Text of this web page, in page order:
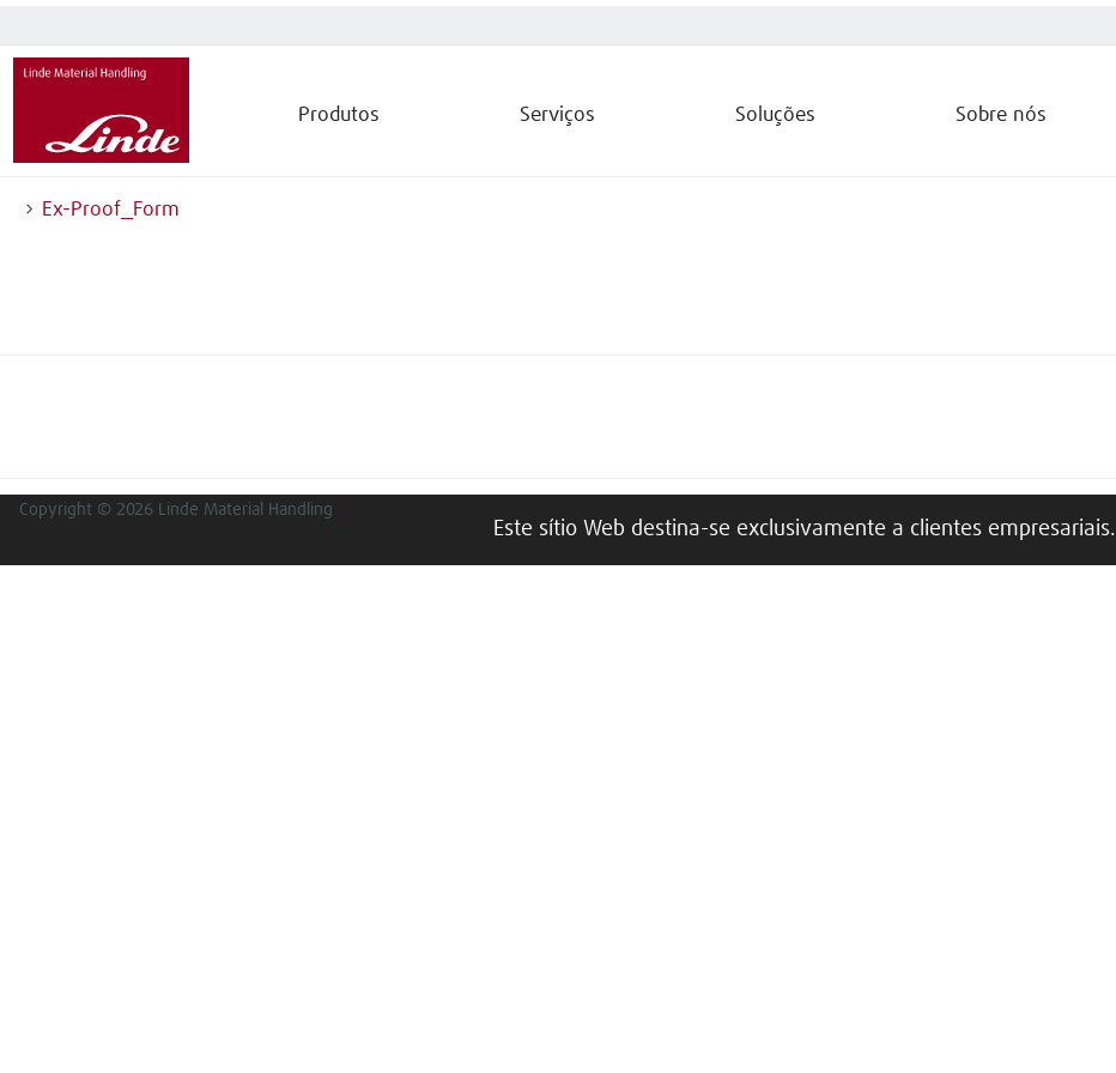
Produtos Serviços Soluções Sobre nós
Ex-Proof_Form
Copyright © 2026 Linde Material Handling
Este sítio Web destina-se exclusivamente a clientes empresariais.